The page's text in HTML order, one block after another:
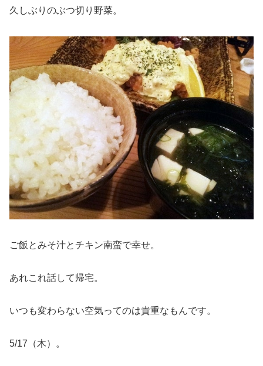
久しぶりのぶつ切り野菜。
ご飯とみそ汁とチキン南蛮で幸せ。
あれこれ話して帰宅。
いつも変わらない空気ってのは貴重なもんです。
5/17（木）。